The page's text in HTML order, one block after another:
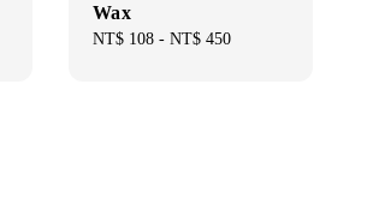
Wax
Regular
NT$ 108- NT$ 450